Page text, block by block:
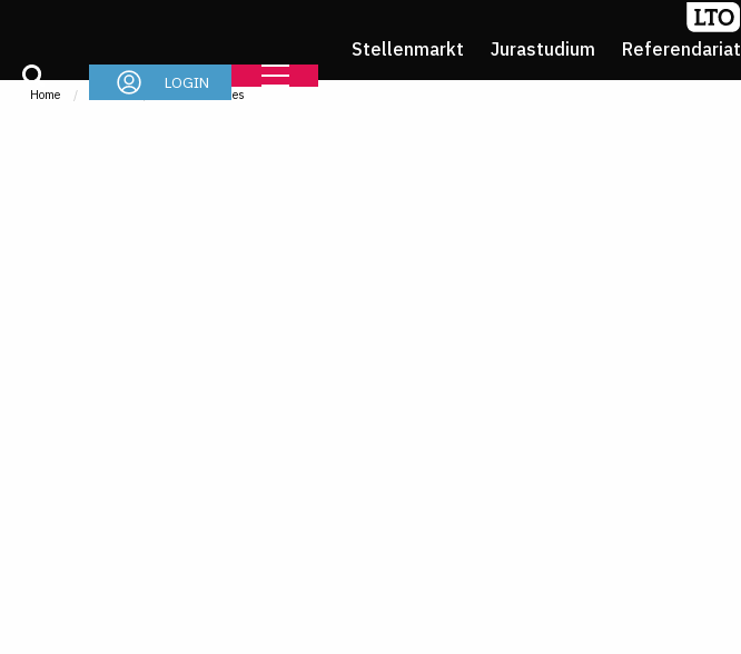
Stellenmarkt Jurastudium Referendariat
LOGIN
Home Im Job News & Stories